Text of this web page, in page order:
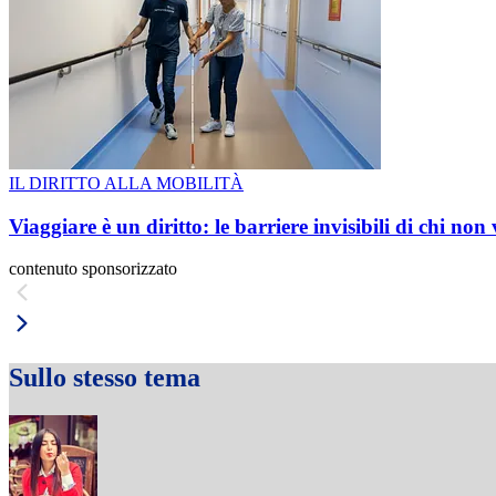
IL DIRITTO ALLA MOBILITÀ
Viaggiare è un diritto: le barriere invisibili di chi non
contenuto sponsorizzato
Sullo stesso tema